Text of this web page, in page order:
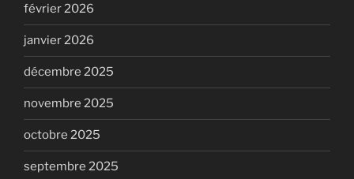
février 2026
janvier 2026
décembre 2025
novembre 2025
octobre 2025
septembre 2025